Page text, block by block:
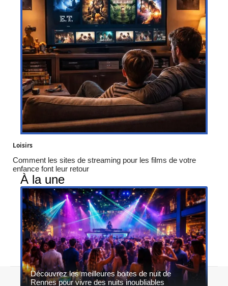
Loisirs
Comment les sites de streaming pour les films de votre
enfance font leur retour
À la une
Découvrez les meilleures boites de nuit de
Rennes pour vivre des nuits inoubliables
Contact Mentions légales Sitemap